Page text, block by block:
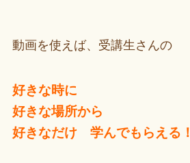
動画を使えば、受講生さんの
好きな時に
好きな場所から
好きなだけ 学んでもらえる！